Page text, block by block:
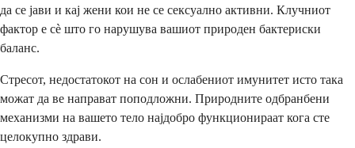
да се јави и кај жени кои не се сексуално активни. Клучниот
фактор е сè што го нарушува вашиот природен бактериски
баланс.
Стресот, недостатокот на сон и ослабениот имунитет исто така
можат да ве направат поподложни. Природните одбранбени
механизми на вашето тело најдобро функционираат кога сте
целокупно здрави.